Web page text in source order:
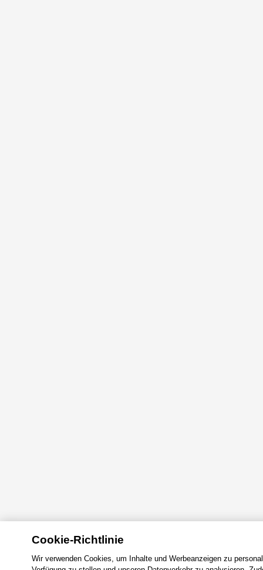
Cookie-Richtlinie
Wir verwenden Cookies, um Inhalte und Werbeanzeigen zu